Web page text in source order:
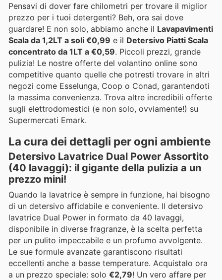
Pensavi di dover fare chilometri per trovare il miglior
prezzo per i tuoi detergenti? Beh, ora sai dove
guardare! E non solo, abbiamo anche il Lavapavimenti
Scala da 1,2LT a soli €0,99 e il Detersivo Piatti Scala
concentrato da 1LT a €0,59. Piccoli prezzi, grande
pulizia! Le nostre offerte del volantino online sono
competitive quanto quelle che potresti trovare in altri
negozi come Esselunga, Coop o Conad, garantendoti
la massima convenienza. Trova altre incredibili offerte
sugli elettrodomestici (e non solo, ovviamente!) su
Supermercati Emark.
La cura dei dettagli per ogni ambiente
Detersivo Lavatrice Dual Power Assortito
(40 lavaggi): il gigante della pulizia a un
prezzo mini!
Quando la lavatrice è sempre in funzione, hai bisogno
di un detersivo affidabile e conveniente. Il detersivo
lavatrice Dual Power in formato da 40 lavaggi,
disponibile in diverse fragranze, è la scelta perfetta
per un pulito impeccabile e un profumo avvolgente.
Le sue formule avanzate garantiscono risultati
eccellenti anche a basse temperature. Acquistalo ora
a un prezzo speciale: solo €2,79! Un vero affare per